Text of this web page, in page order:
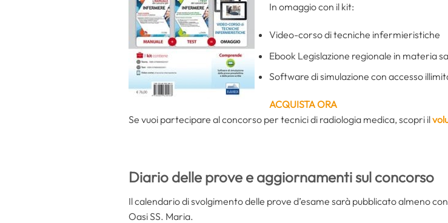
In omaggio con il kit:
Video-corso di tecniche infermieristiche
Ebook Legislazione regionale in materia
Software di simulazione con accesso
ACQUISTA ORA
Se vuoi partecipare al concorso per tecnici di radiologia medica, scopri il
Diario delle prove e aggiornamenti sul concorso
Il calendario di svolgimento delle prove d’esame sarà pubblicato almeno
Oasi SS. Maria.